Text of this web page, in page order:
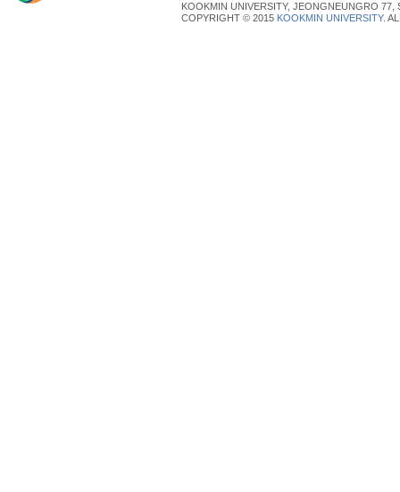
KOOKMIN UNIVERSITY, JEONGNEUNGRO
COPYRIGHT © 2015 KOOKMIN UNIVERSITY.